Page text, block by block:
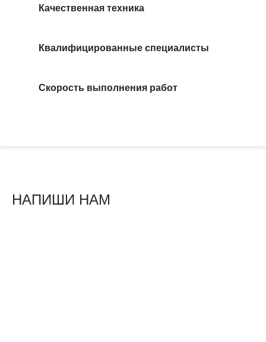
Качественная техника
Квалифицированные специалисты
Скорость выполнения работ
НАПИШИ НАМ